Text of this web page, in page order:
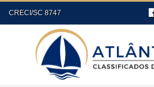
CRECI/SC 8747